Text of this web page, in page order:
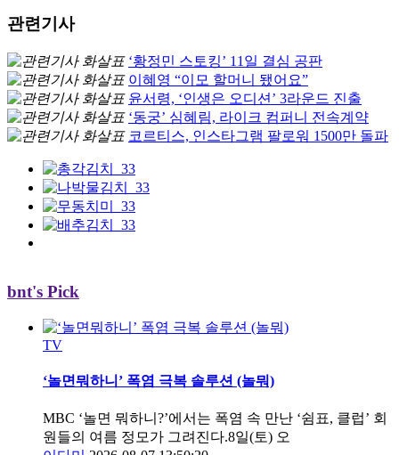
관련기사
‘황정민 스토킹’ 11일 결심 공판
이혜영 “이모 할머니 됐어요”
윤서령, ‘인생은 오디션’ 3라운드 진출
‘동궁’ 심혜림, 라이크 컴퍼니 전속계약
코르티스, 인스타그램 팔로워 1500만 돌파
bnt's Pick
TV
‘놀면뭐하니’ 폭염 극복 솔루션 (놀뭐)
MBC ‘놀면 뭐하니?’에서는 폭염 속 만난 ‘쉼표, 클럽’ 회
원들의 여름 정모가 그려진다.8일(토) 오